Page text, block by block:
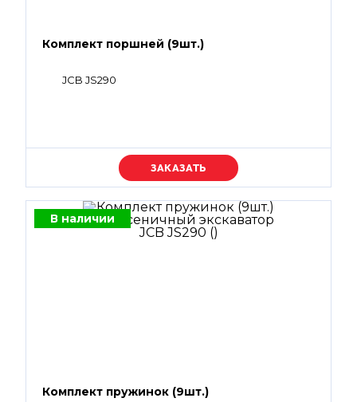
Комплект поршней (9шт.)
JCB JS290
Уточняйте цену
В наличии
Комплект пружинок (9шт.)